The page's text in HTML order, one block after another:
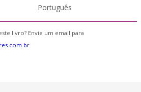
Português
livro? Envie um email para